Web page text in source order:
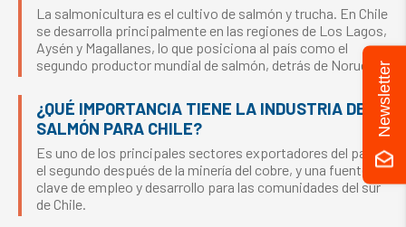
La salmonicultura es el cultivo de salmón y trucha. En Chile
se desarrolla principalmente en las regiones de Los Lagos,
Aysén y Magallanes, lo que posiciona al país como el
segundo productor mundial de salmón, detrás de Noruega.
¿QUÉ IMPORTANCIA TIENE LA INDUSTRIA DEL
SALMÓN PARA CHILE?
Es uno de los principales sectores exportadores del país,
el segundo después de la minería del cobre, y una fuente
clave de empleo y desarrollo para las comunidades del sur
de Chile.
Newsletter